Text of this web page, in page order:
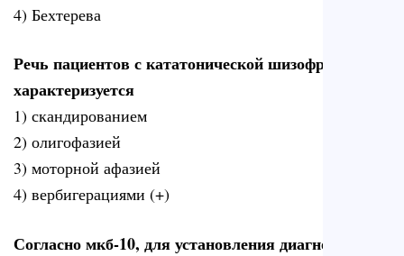
4) Бехтерева
Речь пациентов с кататонической шизофренией
характеризуется
1) скандированием
2) олигофазией
3) моторной афазией
4) вербигерациями (+)
Согласно мкб-10, для установления диагноза